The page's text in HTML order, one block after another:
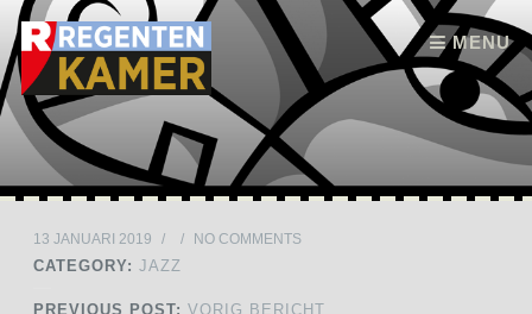
MENU
Skip to content
13 JANUARI 2019 / / NO COMMENTS
CATEGORY: JAZZ
PREVIOUS POST: VORIG BERICHT